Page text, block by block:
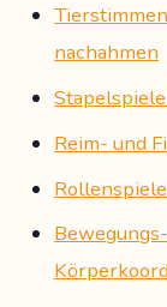
nachahmen
Reim- und